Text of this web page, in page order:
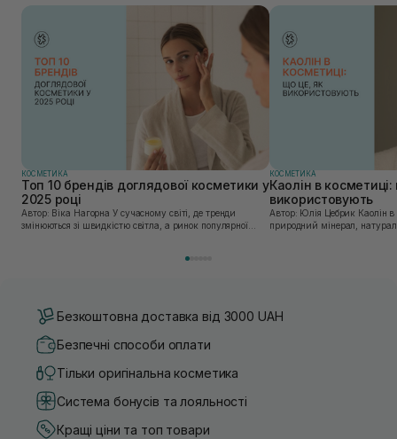
КОСМЕТИКА
Топ 10 брендів доглядової косметики у
2025 році
Автор: Віка Нагорна У сучасному світі, де тренди
змінюються зі швидкістю світла, а ринок популярної
КОСМЕТИКА
Каолін в
використовують
Автор: Юлія Цебрик Каолін в косметології – це
природний мінерал,
Безкоштовна доставка від 3000 UAH
Безпечні способи оплати
Тільки оригінальна косметика
Система бонусів та лояльності
Кращі ціни та топ товари